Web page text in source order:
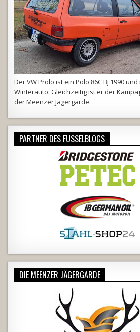
Der VW Prolo ist ein Polo 86C Bj 1990 und
Winterauto. Gleichzeitig ist er der
derMeenzer Jägergarde.
PARTNER DES FUSSELBLOGS
DIE MEENZER JÄGERGARDE